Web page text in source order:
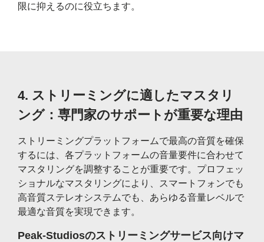
限に抑えるのに役立ちます。
4. ストリーミングに適したマスタリ
ング：専門家のサポートが重要な理由
ストリーミングプラットフォームで最高の音質を確保
するには、各プラットフォームの音量要件に合わせて
マスタリングを調整することが重要です。プロフェッ
ショナルなマスタリングにより、スマートフォンでも
高音質ステレオシステムでも、あらゆる音量レベルで
最適な音質を実現できます。
Peak-Studiosのストリーミングサービス向けマ